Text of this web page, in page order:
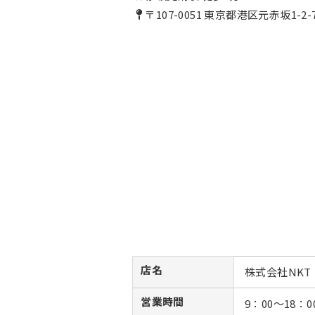
〒107-0051 東京都港区元赤坂1-
店名
株式会社NKT
営業時間
9：00〜18：